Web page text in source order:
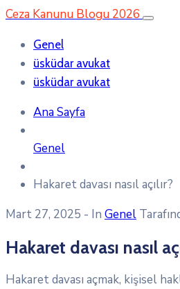
Ceza Kanunu Blogu 2026
Genel
üsküdar avukat
üsküdar avukat
Ana Sayfa
Genel
Hakaret davası nasıl açılır?
Mart 27, 2025 - In Genel
Hakaret davası nasıl
Hakaret davası açmak, kişisel